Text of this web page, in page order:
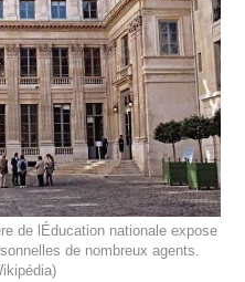
de lÉducation nationale expose
de nombreux agents.